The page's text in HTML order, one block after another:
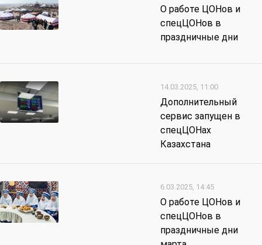
О работе ЦОНов и
спецЦОНов в
праздничные дни
14.03.2025, 11:00
Дополнительный
сервис запущен в
спецЦОНах
Казахстана
6.03.2025, 14:45
О работе ЦОНов и
спецЦОНов в
праздничные дни